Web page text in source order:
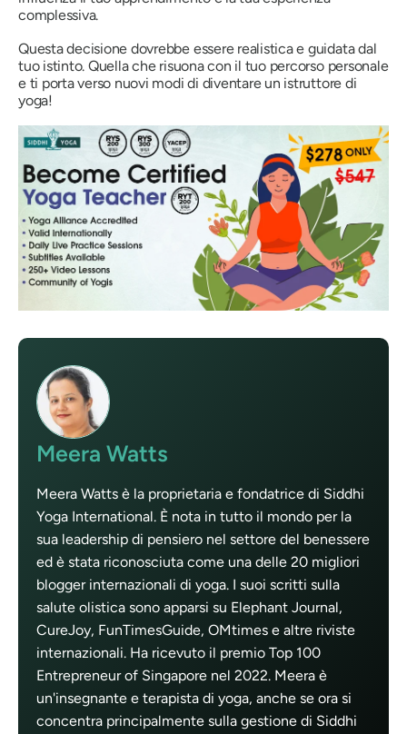
complessiva.
Questa decisione dovrebbe essere realistica e guidata dal
tuo istinto. Quella che risuona con il tuo percorso personale
e ti porta verso nuovi modi di diventare un istruttore di
yoga!
Meera Watts
Meera Watts è la proprietaria e fondatrice di Siddhi
Yoga International. È nota in tutto il mondo per la
sua leadership di pensiero nel settore del benessere
ed è stata riconosciuta come una delle 20 migliori
blogger internazionali di yoga. I suoi scritti sulla
salute olistica sono apparsi su Elephant Journal,
CureJoy, FunTimesGuide, OMtimes e altre riviste
internazionali. Ha ricevuto il premio Top 100
Entrepreneur of Singapore nel 2022. Meera è
un'insegnante e terapista di yoga, anche se ora si
concentra principalmente sulla gestione di Siddhi